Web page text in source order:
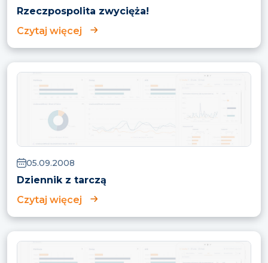
Rzeczpospolita zwycięża!
Czytaj więcej
05.09.2008
Dziennik z tarczą
Czytaj więcej